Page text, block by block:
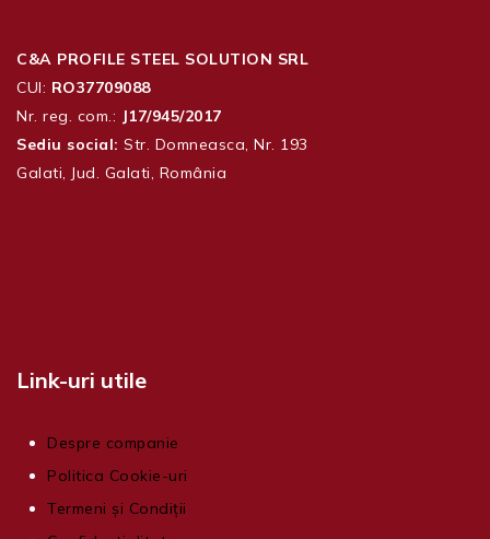
C&A PROFILE STEEL SOLUTION SRL
CUI: RO37709088
Nr. reg. com.: J17/945/2017
Sediu social: Str. Domneasca, Nr. 193
Galati, Jud. Galati, România
Link-uri utile
Despre companie
Politica Cookie-uri
Termeni și Condiții